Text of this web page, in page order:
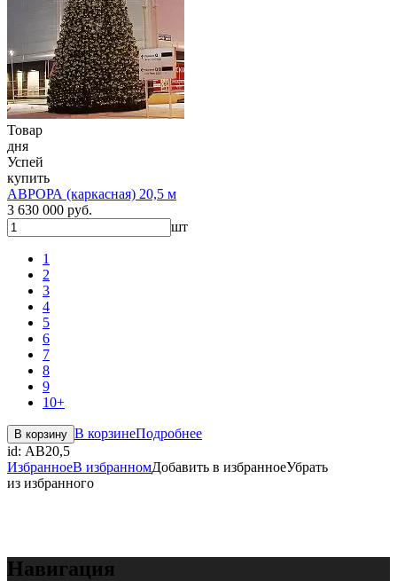
Товар
дня
Успей
купить
АВРОРА (каркасная) 20,5 м
3 630 000 руб.
шт
1
2
3
4
5
6
7
8
9
10+
В корзину В корзинеПодробнее
id: АВ20,5
ИзбранноеВ избранномДобавить в избранноеУбрать
из избранного
Навигация